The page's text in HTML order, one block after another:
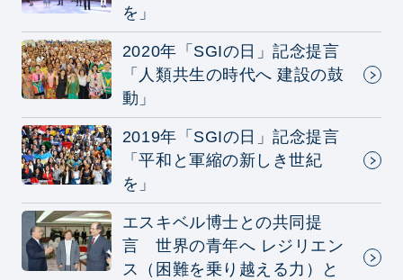
を」
2020年「SGIの日」記念提言
「人類共生の時代へ 建設の鼓
動」
2019年「SGIの日」記念提言
「平和と軍縮の新しき世紀
を」
エスキベル博士との共同提
言 世界の青年へ レジリエン
ス（困難を乗り越える力）と